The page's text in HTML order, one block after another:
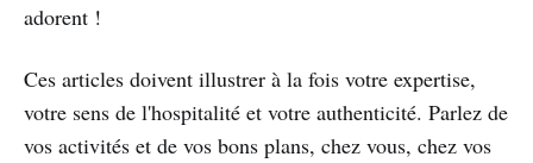
adorent !
Ces articles doivent illustrer à la fois votre expertise,
votre sens de l'hospitalité et votre authenticité. Parlez de
vos activités et de vos bons plans, chez vous, chez vos